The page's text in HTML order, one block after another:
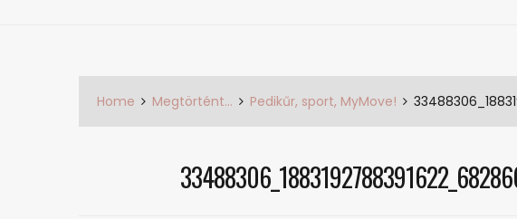
Home Megtörtént… Pedikűr, sport, MyMove!